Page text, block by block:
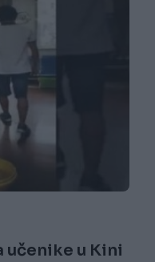
učenike u Kini